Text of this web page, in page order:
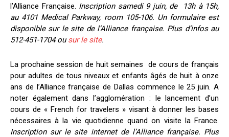
l’Alliance Française. Inscription samedi 9 juin, de 13h à 15h,
au 4101 Medical Parkway, room 105-106. Un formulaire est
disponible sur le site de l’Alliance française. Plus d’infos au
512-451-1704 ousur le site.
La prochaine session de huit semaines de cours de français
pour adultes de tous niveaux et enfants âgés de huit à onze
ans de l’Alliance française de Dallas commence le 25 juin. A
noter également dans l’agglomération : le lancement d’un
cours de « French for travelers » visant à donner les bases
nécessaires à la vie quotidienne quand on visite la France.
Inscription sur le site internet de l’Alliance française. Plus